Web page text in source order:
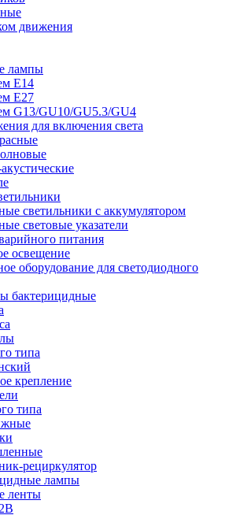
движения
лампы
E14
E27
G13/GU10/GU5.3/GU4
для включения света
светильники с аккумулятором
световые указатели
питания
освещение
оборудование для светодиодного
бактерицидные
типа
крепление
типа
рециркулятор
лампы
ленты